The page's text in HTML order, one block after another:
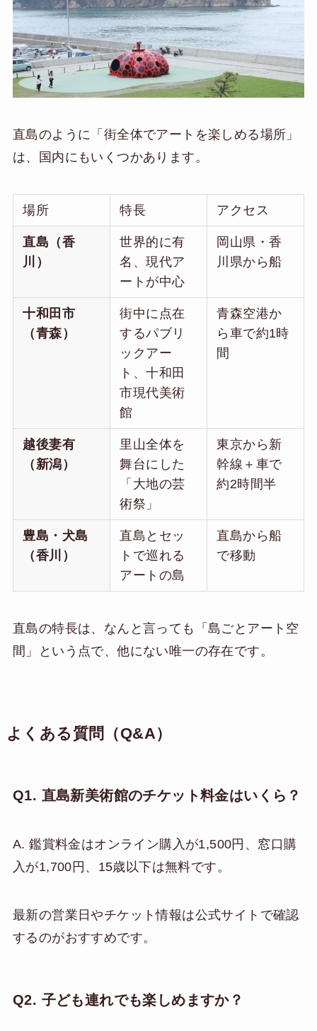
直島のように「街全体でアートを楽しめる場所」
は、国内にもいくつかあります。
場所 特長 アクセス
直島（香
川）
世界的に有
名、現代ア
ートが中心
岡山県・香
川県から船
十和田市
（青森）
街中に点在
するパブリ
ックアー
ト、十和田
市現代美術
館
青森空港か
ら車で約1時
間
越後妻有
（新潟）
里山全体を
舞台にした
「大地の芸
術祭」
東京から新
幹線＋車で
約2時間半
豊島・犬島
（香川）
直島とセッ
トで巡れる
アートの島
直島から船
で移動
直島の特長は、なんと言っても「島ごとアート空
間」という点で、他にない唯一の存在です。
よくある質問（Q&A）
Q1. 直島新美術館のチケット料金はいくら？
A. 鑑賞料金はオンライン購入が1,500円、窓口購
入が1,700円、15歳以下は無料です。
最新の営業日やチケット情報は公式サイトで確認
するのがおすすめです。
Q2. 子ども連れでも楽しめますか？